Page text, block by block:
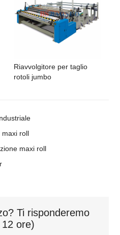
Riavvolgitore per taglio
rotoli jumbo
maxi roll
maxi roll
Ti risponderemo
ore)